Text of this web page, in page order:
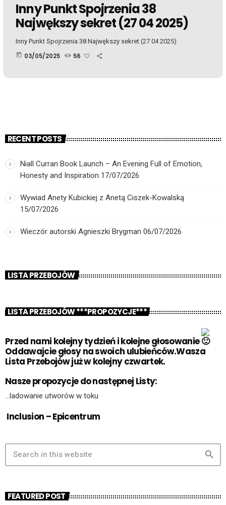
Inny Punkt Spojrzenia 38
Najwększy sekret (27 04 2025)
Inny Punkt Spojrzenia 38 Najwększy sekret (27 04 2025)
today 03/05/2025 56
RECENT POSTS
Niall Curran Book Launch – An Evening Full of Emotion,
Honesty and Inspiration 17/07/2026
Wywiad Anety Kubickiej z Anetą Ciszek-Kowalską
15/07/2026
Wieczór autorski Agnieszki Brygman 06/07/2026
LISTA PRZEBOJÓW
LISTA PRZEBOJÓW ***PROPOZYCJE***
Przed nami kolejny tydzień i kolejne głosowanie
Oddawajcie głosy na swoich ulubieńców.Wasza
Lista Przebojów już w kolejny czwartek.
Nasze propozycje do następnej Listy:
…ladowanie utworów w toku
Inclusion – Epicentrum
search
FEATURED POST